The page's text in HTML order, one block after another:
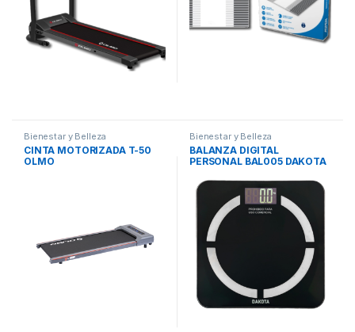
Bienestar y Belleza
CINTA MOTORIZADA T-50
OLMO
Bienestar y Belleza
BALANZA DIGITAL
PERSONAL BAL005 DAKOTA